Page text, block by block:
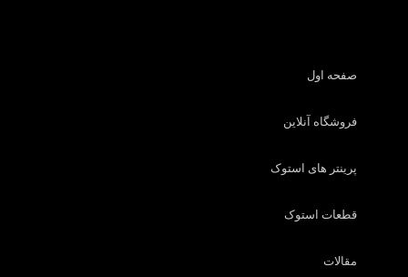
صفحه اول
فروشگاه آنلاین
پرینتر های استوک
قطعات استوک
مقالات